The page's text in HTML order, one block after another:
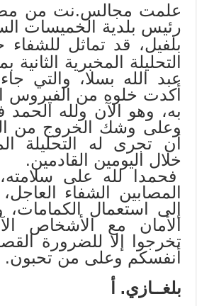
علمت مجالس.نت من
رئيس بلدية الخميسات
بلفيل، قد تماثل
التحليلة المخبرية
عبد الله بسلا، والتي
أكدت خلوه من الفيروس
به، وهو الآن ولله
وعلى وشك الخروج من
أن تجرى له التحليلة
خلال اليومين القادمين.
فحمدا لله على
المصابين الشفاء
إلى استعمال
الأمان مع الأشخاص
تخرجوا إلا للضرورة
أنفسكم وعلى من تحبون.
بلغــازي. أ